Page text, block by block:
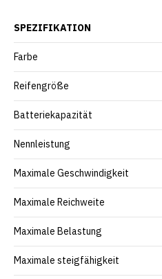
SPEZIFIKATION
Farbe
Reifengröße
Batteriekapazität
Nennleistung
Maximale Geschwindigkeit
Maximale Reichweite
Maximale Belastung
Maximale steigfähigkeit